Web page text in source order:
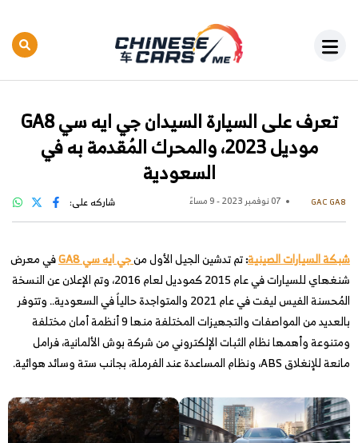
تعرف على السيارة السيدان جي ايه سي GA8
موديل 2023، والمحرك المُقدمة به في
السعودية
GAC GA8 07 نوفمبر 2023 - 9 مساءً شاركه على:
شبكة السيارات الصينية:تم تدشين الجيل الأول منجي ايه سي GA8
في معرض
شنغهاي للسيارات في عام 2015 كموديل لعام 2016، وتم الإعلان عن النسخة
المُحسنة الفيس ليفت في عام 2021 والمتواجدة حالياً في السعودية.. وتتوفر
بالعديد من المواصفات والتجهيزات المختلفة منها 9 أنظمة أمان مختلفة
ومتنوعة وأهمها نظام الثبات الإلكتروني من شركة بوش الألمانية، فرامل
مانعة للإنغلاق ABS، ونظام المساعدة عند الفرملة، بجانب ستة وسائد هوائية.